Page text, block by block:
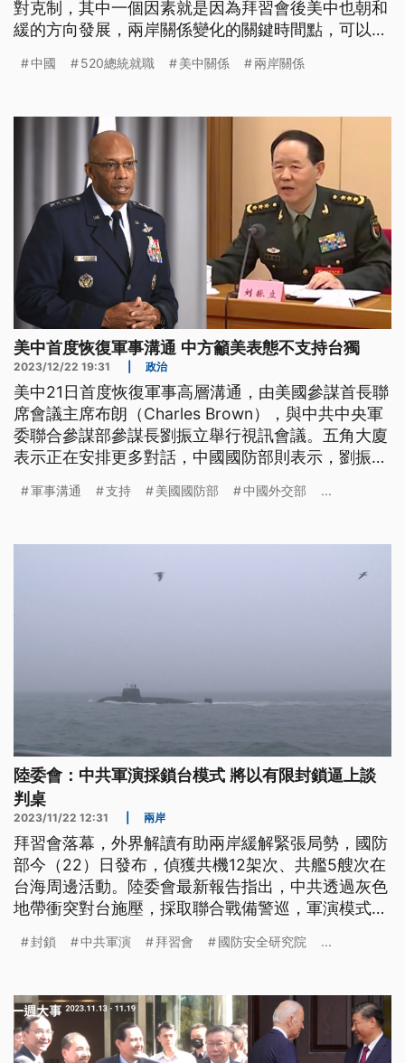
對克制，其中一個因素就是因為拜習會後美中也朝和
緩的方向發展，兩岸關係變化的關鍵時間點，可以觀
中國 520總統就職 美中關係 兩岸關係
美中首度恢復軍事溝通 中方籲美表態不支持台獨
2023/12/22 19:31 政治
美中21日首度恢復軍事高層溝通，由美國參謀首長聯
席會議主席布朗（Charles Brown），與中共中央軍
委聯合參謀部參謀長劉振立舉行視訊會議。五角大廈
表示正在安排更多對話，中國國防部則表示，劉振立
話，希望美國以行動表明不支持台獨立場。
軍事溝通 支持 美國國防部 中國外交部 ...
陸委會：中共軍演採鎖台模式 將以有限封鎖逼上談
判桌
2023/11/22 12:31 兩岸
拜習會落幕，外界解讀有助兩岸緩解緊張局勢，國防
部今（22）日發布，偵獲共機12架次、共艦5艘次在
台海周邊活動。陸委會最新報告指出，中共透過灰色
地帶衝突對台施壓，採取聯合戰備警巡，軍演模式走
作戰假定方案，逼迫台灣走上談判桌。
封鎖 中共軍演 拜習會 國防安全研究院 ...